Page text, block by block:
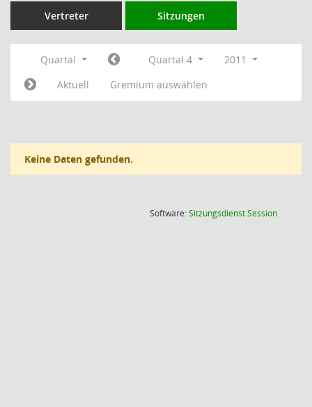
Vertreter Sitzungen
Quartal Quartal 4
2011
Aktuell
Gremium auswählen
Keine Daten gefunden.
Software:SitzungsdienstSession(Wird in